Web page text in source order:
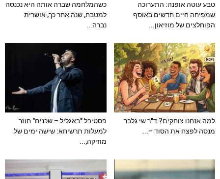
טבע עוטה אופנה: התערוכה
שמפיחה חיים חדשים באוסף
הפוחלצים של מוזיאון...
כשהמלחמה שברה אותה היא נכנסה
למטבח, שנה אחר כך, אושרית
נברה...
למה אנחנו צוחקים? ד"ר שי גלבר
מנסה לפצח את הסוד –...
פסטיבל "באגליל – שכנים" חוזר
למעלות תרשיחא: שישה ימים של
מוזיקה,...